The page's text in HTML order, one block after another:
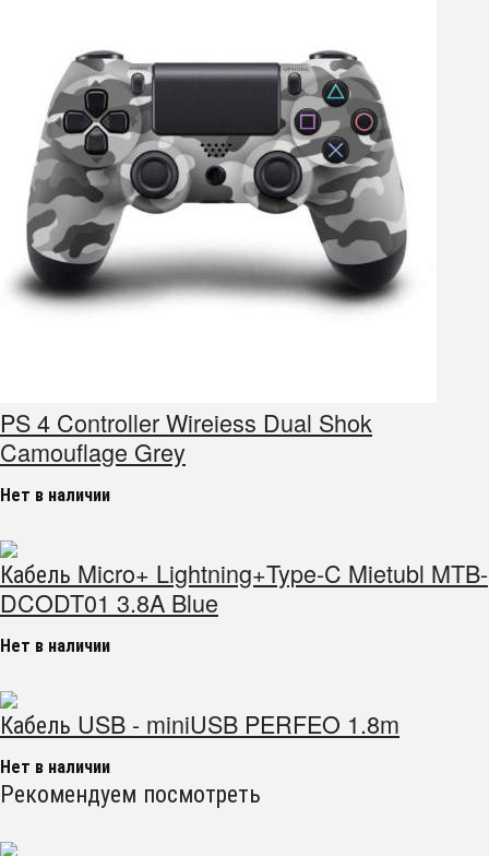
PS 4 Controller Wireiess Dual Shok
Camouflage Grey
Нет в наличии
Кабель Micro+ Lightning+Type-C Mietubl MTB-
DCODT01 3.8A Blue
Нет в наличии
Кабель USB - miniUSB PERFEO 1.8m
Нет в наличии
Рекомендуем посмотреть